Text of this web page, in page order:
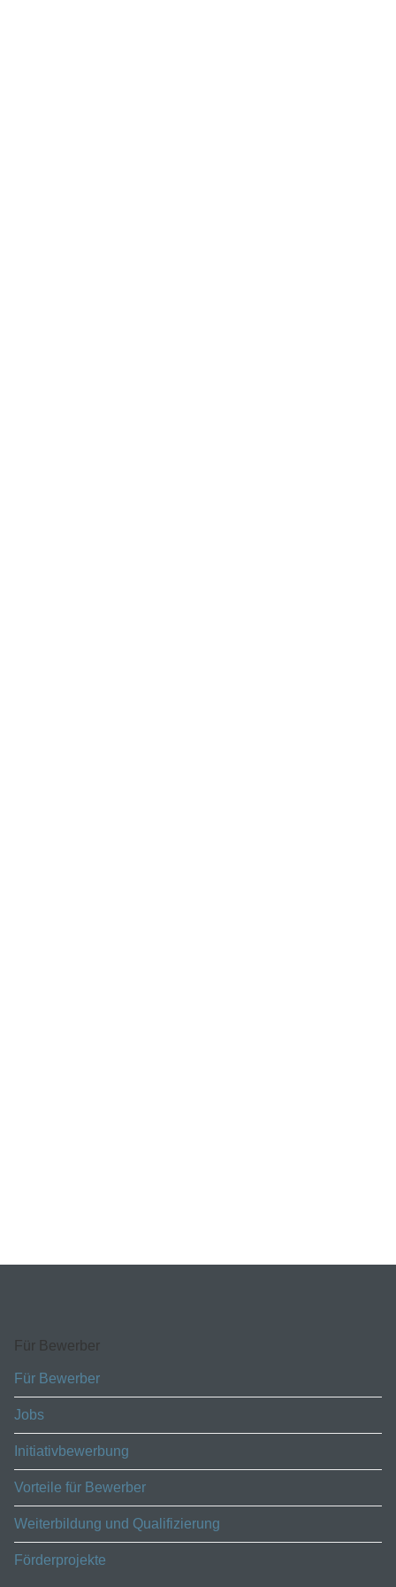
Für Bewerber
Für Bewerber
Jobs
Initiativbewerbung
Vorteile für Bewerber
Weiterbildung und Qualifizierung
Förderprojekte